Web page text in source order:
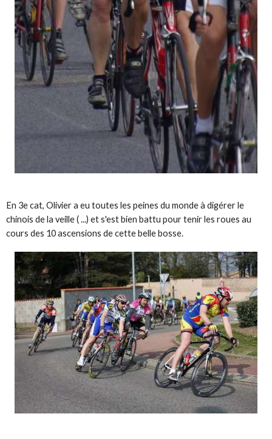
En 3e cat, Olivier a eu toutes les peines du monde à digérer le
chinois de la veille ( ...) et s'est bien battu pour tenir les roues au
cours des 10 ascensions de cette belle bosse.